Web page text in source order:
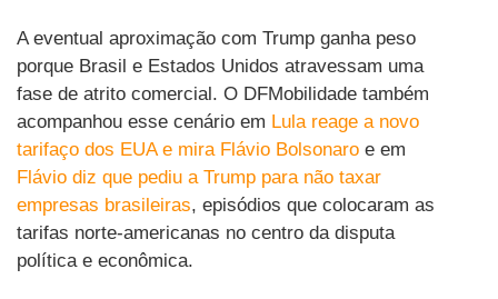
A eventual aproximação com Trump ganha peso
porque Brasil e Estados Unidos atravessam uma
fase de atrito comercial. O DFMobilidade também
acompanhou esse cenário em Lula reage a novo
tarifaço dos EUA e mira Flávio Bolsonaro e em
Flávio diz que pediu a Trump para não taxar
empresas brasileiras, episódios que colocaram as
tarifas norte-americanas no centro da disputa
política e econômica.